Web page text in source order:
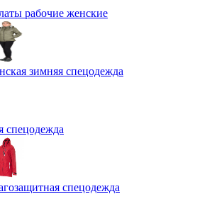
рабочие женские
зимняя спецодежда
спецодежда
спецодежда